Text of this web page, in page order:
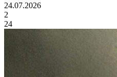
24.07.2026
2
24